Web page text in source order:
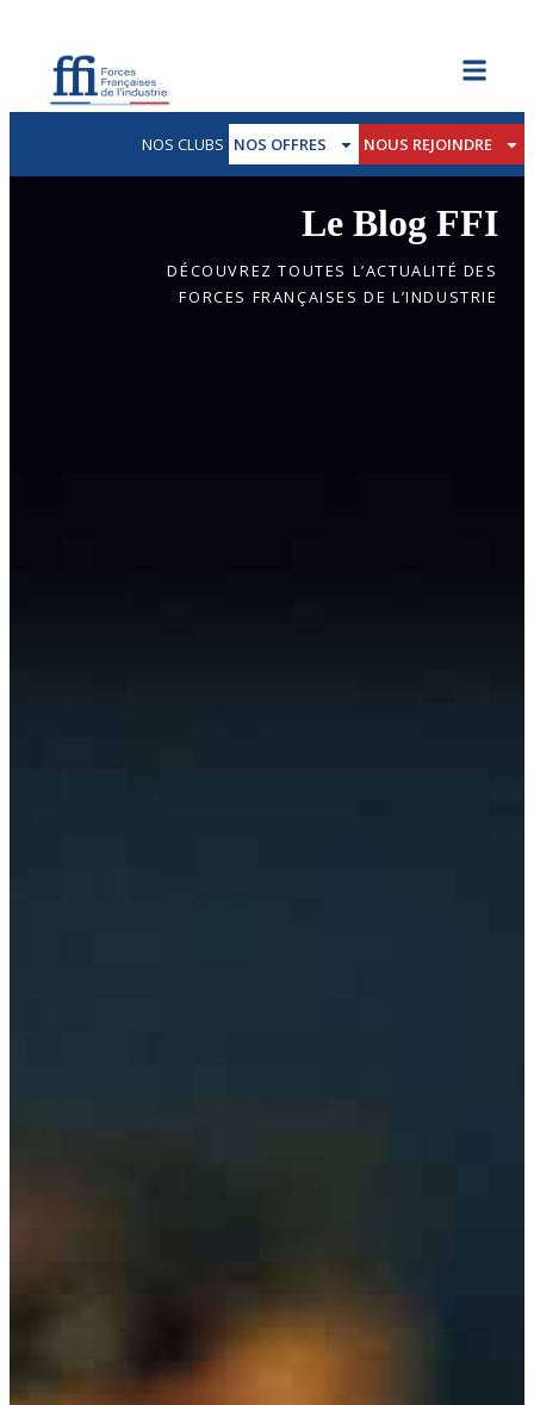
NOS CLUBS NOS OFFRES NOUS REJOINDRE
Le Blog FFI
DÉCOUVREZ TOUTES L’ACTUALITÉ DES
FORCES FRANÇAISES DE L’INDUSTRIE